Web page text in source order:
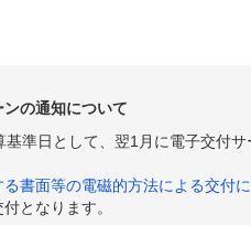
の通知について
基準日として、翌1月に電子交付
る書面等の電磁的方法による交付
となります。